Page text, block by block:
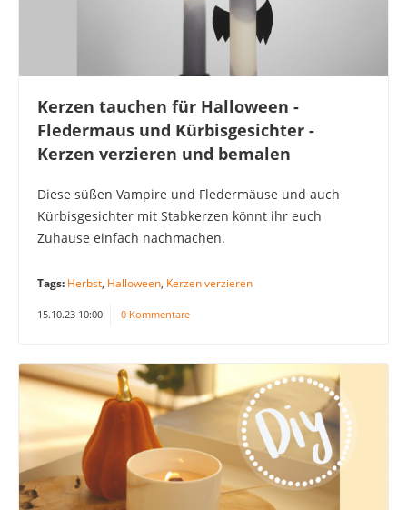
Kerzen tauchen für Halloween -
Fledermaus und Kürbisgesichter -
Kerzen verzieren und bemalen
Diese süßen Vampire und Fledermäuse und auch
Kürbisgesichter mit Stabkerzen könnt ihr euch
Zuhause einfach nachmachen.
Tags: Herbst, Halloween, Kerzen verzieren
15.10.23 10:00 0 Kommentare